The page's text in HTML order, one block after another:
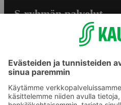
S-ryhmän palvelut
Yhteishyvä Ruoka -sovellus
S-ostoslista -sovellus
Prisma.fi
Sokos.fi